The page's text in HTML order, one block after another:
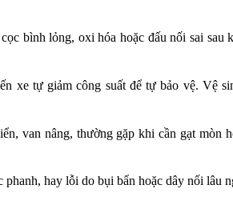
bình lỏng, oxi hóa hoặc đấu nối sai sau
xe tự giảm công suất để tự bảo vệ. Vệ
van nâng, thường gặp khi cần gạt mòn
phanh, hay lỗi do bụi bẩn hoặc dây nối lâu